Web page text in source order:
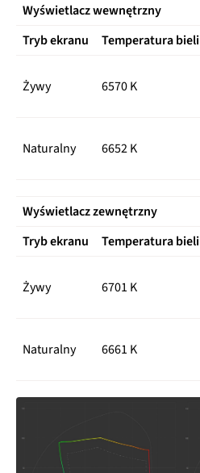
Wyświetlacz wewnętrzny
Tryb ekranu
Temperatura bieli
Żywy 6570 K
Naturalny 6652 K
Wyświetlacz zewnętrzny
Tryb ekranu
Temperatura bieli
Żywy 6701 K
Naturalny 6661 K